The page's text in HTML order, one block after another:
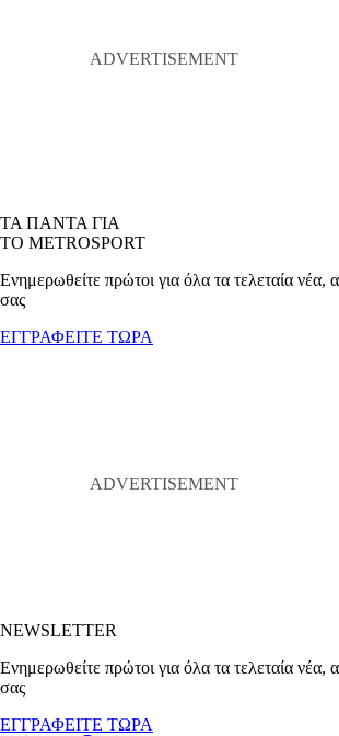
ΤΑ ΠΑΝΤΑ ΓΙΑ
ΤΟ METROSPORT
Ενημερωθείτε πρώτοι για όλα τα τελεταία νέα,
σας
ΕΓΓΡΑΦΕΙΤΕ ΤΩΡΑ
NEWSLETTER
Ενημερωθείτε πρώτοι για όλα τα τελεταία νέα,
σας
ΕΓΓΡΑΦΕΙΤΕ ΤΩΡΑ